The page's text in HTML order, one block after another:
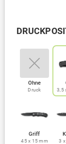
Ohne
Druck 3,5
Griff
45 x 15 mm 3